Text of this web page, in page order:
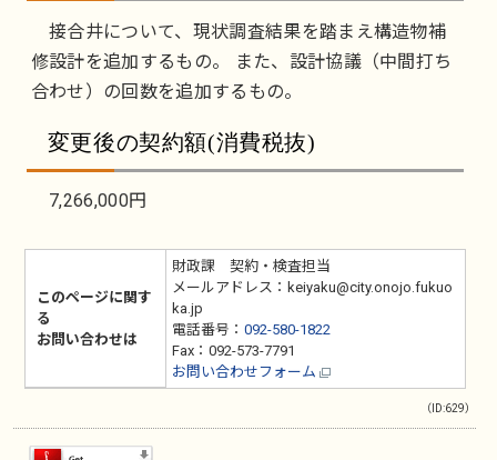
接合井について、現状調査結果を踏まえ構造物補
修設計を追加するもの。 また、設計協議（中間打ち
合わせ）の回数を追加するもの。
変更後の契約額(消費税抜)
7,266,000円
このページに関す
る
お問い合わせは
財政課 契約・検査担当
メールアドレス：keiyaku@city.onojo.fukuo
ka.jp
電話番号： 092-580-1822
Fax：092-573-7791
お問い合わせフォーム
（ID:629）